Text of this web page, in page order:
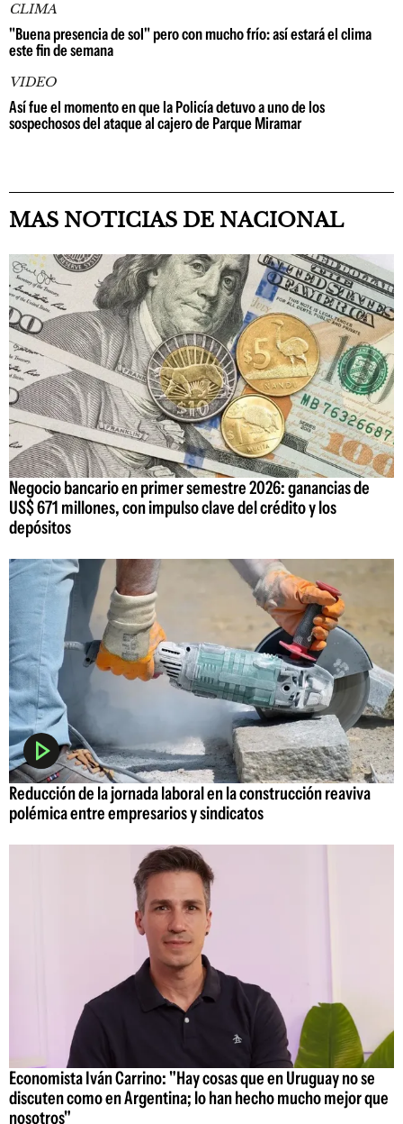
CLIMA
"Buena presencia de sol" pero con mucho frío: así estará el clima
este fin de semana
VIDEO
Así fue el momento en que la Policía detuvo a uno de los
sospechosos del ataque al cajero de Parque Miramar
MAS NOTICIAS DE NACIONAL
Negocio bancario en primer semestre 2026: ganancias de
US$ 671 millones, con impulso clave del crédito y los
depósitos
Reducción de la jornada laboral en la construcción reaviva
polémica entre empresarios y sindicatos
Economista Iván Carrino: "Hay cosas que en Uruguay no se
discuten como en Argentina; lo han hecho mucho mejor que
nosotros"